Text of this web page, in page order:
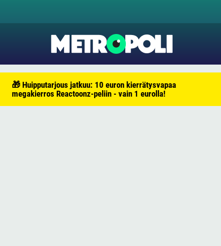
🎁 Huipputarjous jatkuu: 10 euron kierrätysvapaa
megakierros Reactoonz-peliin - vain 1 eurolla!